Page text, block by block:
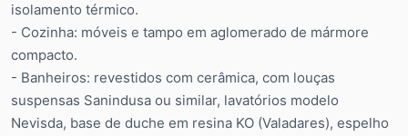
isolamento térmico.
- Cozinha: móveis e tampo em aglomerado de mármore
compacto.
- Banheiros: revestidos com cerâmica, com louças
suspensas Sanindusa ou similar, lavatórios modelo
Nevisda, base de duche em resina KO (Valadares), espelho